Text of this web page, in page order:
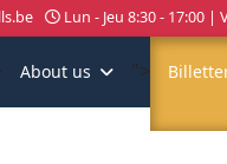
Lun - Jeu 8:30 - 17:00 |
About us ">